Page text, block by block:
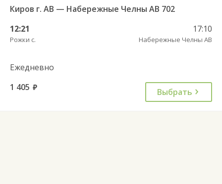
Киров г. АВ — Набережные Челны АВ 702
12:21
Рожки с.
17:10
Набережные Челны АВ
Ежедневно
1 405 руб. Выбрать